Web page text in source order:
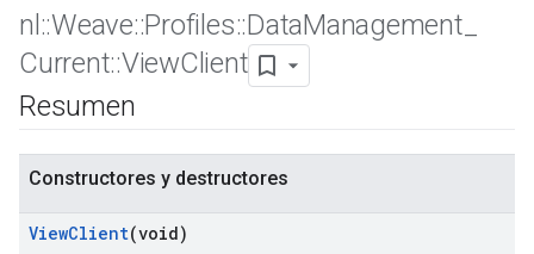
nl ::Weave::Profiles::DataManagement
Current::ViewClient
Resumen
Constructores y destructores
ViewClient(void)